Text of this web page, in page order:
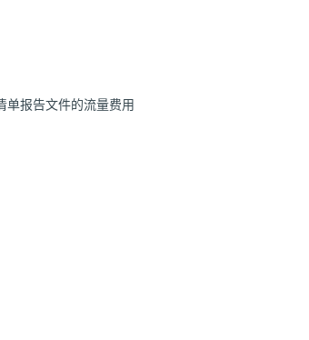
单报告文件的流量费用